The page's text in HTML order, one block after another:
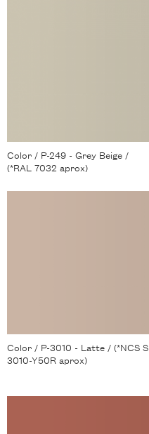
Color / P-249 - Grey Beige /
(*RAL 7032 aprox)
Color / P-3010 - Latte / (*NCS S
3010-Y50R aprox)